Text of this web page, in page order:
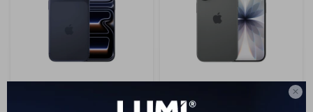

Iphone 17 Pro 512 GB - Deep
iPhone 17 256 GB - Black
Marcas